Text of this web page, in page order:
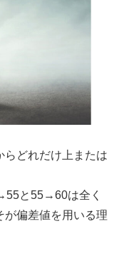
らどれだけ上または
と55→60は全く
が偏差値を用いる理